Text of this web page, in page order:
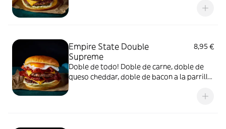
roja, cebolla caramelizada y salsa Yankee.
Empire State Double
Supreme
8,95 €
Doble de todo! Doble de carne, doble de
queso cheddar, doble de bacon a la parrilla,